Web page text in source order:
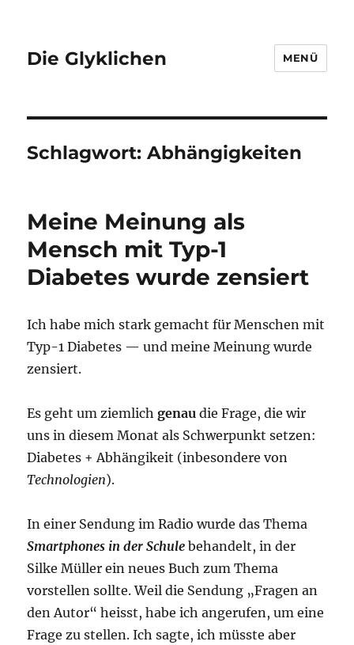
Die Glyklichen MENÜ
Schlagwort:Abhängigkeiten
Meine Meinung als
Mensch mit Typ-1
Diabetes wurde zensiert
Ich habe mich stark gemacht für Menschen mit
Typ-1 Diabetes — und meine Meinung wurde
zensiert.
Es geht um ziemlichgenau die Frage, die wir
uns in diesem Monat als Schwerpunkt setzen:
Diabetes + Abhängikeit (inbesondere von
Technologien).
In einer Sendung im Radio wurde das Thema
Smartphones in der Schule behandelt, in der
Silke Müller ein neues Buch zum Thema
vorstellen sollte. Weil die Sendung „Fragen an
den Autor“ heisst, habe ich angerufen, um eine
Frage zu stellen. Ich sagte, ich müsste aber